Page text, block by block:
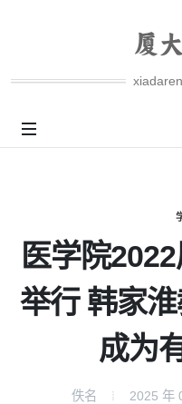
医学院
举行 韩家
成为
佚名 2025 年